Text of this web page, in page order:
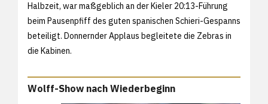
Halbzeit, war maßgeblich an der Kieler 20:13-Führung
beim Pausenpfiff des guten spanischen Schieri-Gespanns
beteiligt. Donnernder Applaus begleitete die Zebras in
die Kabinen.
Wolff-Show nach Wiederbeginn